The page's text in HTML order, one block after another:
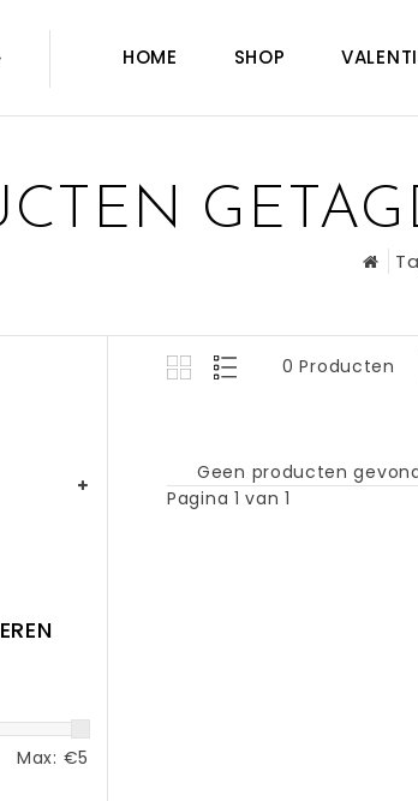
HOME SHOP
Max: €5
0 Producten
Geen producten
Pagina 1 van 1